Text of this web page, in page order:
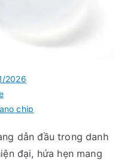
2026
chip
dẫn đầu trong danh
đại, hứa hẹn mang